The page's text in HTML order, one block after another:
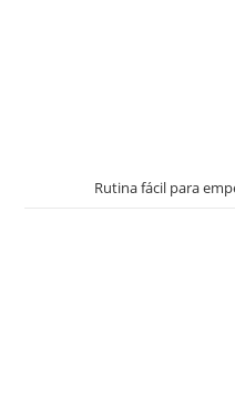
Rutina fácil para